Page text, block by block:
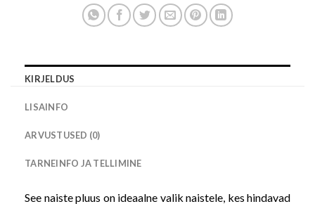
KIRJELDUS
LISAINFO
ARVUSTUSED (0)
TARNEINFO JA TELLIMINE
See naiste pluus on ideaalne valik naistele, kes hindavad